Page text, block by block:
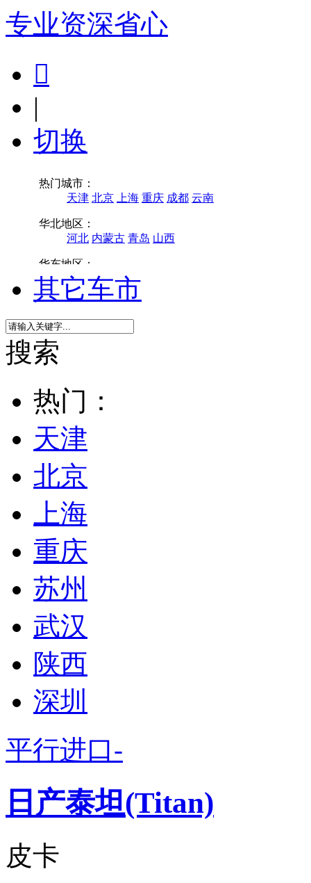
专业资深省心

|
切换
其它车市
搜索
热门：
天津
北京
上海
重庆
苏州
武汉
陕西
深圳
平行进口-
日产泰坦(Titan)
皮卡